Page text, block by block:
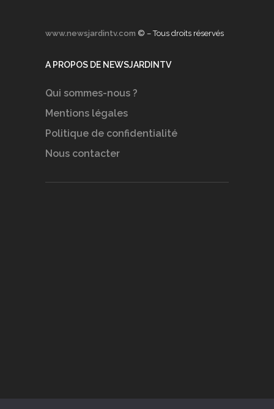
www.newsjardintv.com © – Tous droits réservés
A PROPOS DE NEWSJARDINTV
Qui sommes-nous ?
Mentions légales
Politique de confidentialité
Nous contacter